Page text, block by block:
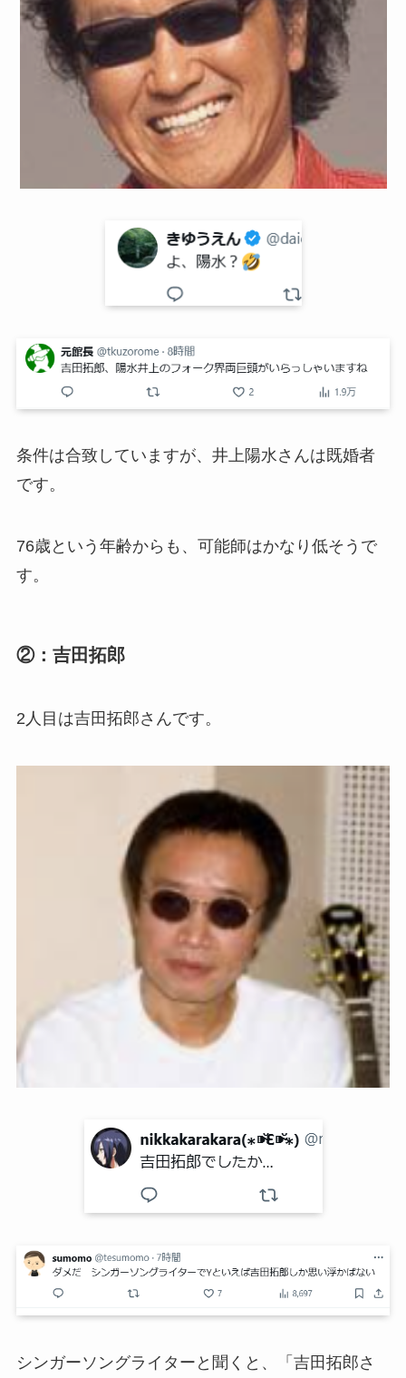
条件は合致していますが、井上陽水さんは既婚者
です。
76歳という年齢からも、可能師はかなり低そうで
す。
②：吉田拓郎
2人目は吉田拓郎さんです。
シンガーソングライターと聞くと、「吉田拓郎さ